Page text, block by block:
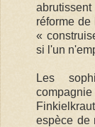
réforme
«
si l'un
Les
espèce de